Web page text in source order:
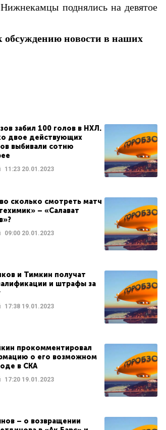
поднялись на девятое
обсуждению новости в наших
забил 100 голов в НХЛ.
двое действующих
выбивали сотню
11:2320.01.2023
сколько смотреть матч
– «Салават
09:0020.01.2023
и Тимкин получат
и штрафы за
17:3819.01.2023
прокомментировал
о его возможном
в СКА
17:2019.01.2023
– о возвращении